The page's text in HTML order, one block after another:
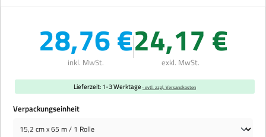
28,76 €
inkl. MwSt.
24,17 €
exkl. MwSt.
Lieferzeit: 1-3 Werktage · evtl. zzgl. Versandkosten
Verpackungseinheitauswählen